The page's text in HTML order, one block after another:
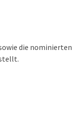
die nominierten